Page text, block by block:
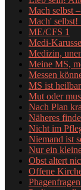
Mach selbst
Mach' selbst!
ME/CFS 1
Medi-
Medizin,
Meine MS,
Messen
MS ist
Mut oder
Nach Plan
Näheres
Nicht im
Niemand ist
Nur ein
Obst altert
Offene
Phagenfragen